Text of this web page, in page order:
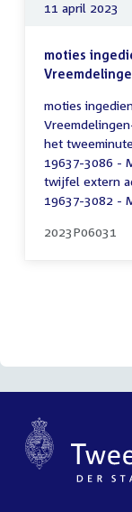
11 april 2023
moties
moties
het
19637-3086 -
twijfel extern
19637-3082 -
2023P06031